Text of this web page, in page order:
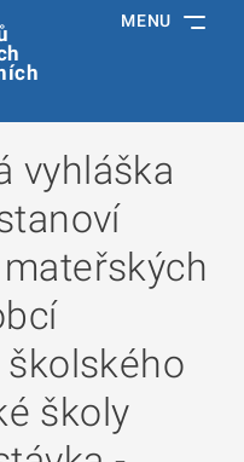
MENU
vyhláška
školy